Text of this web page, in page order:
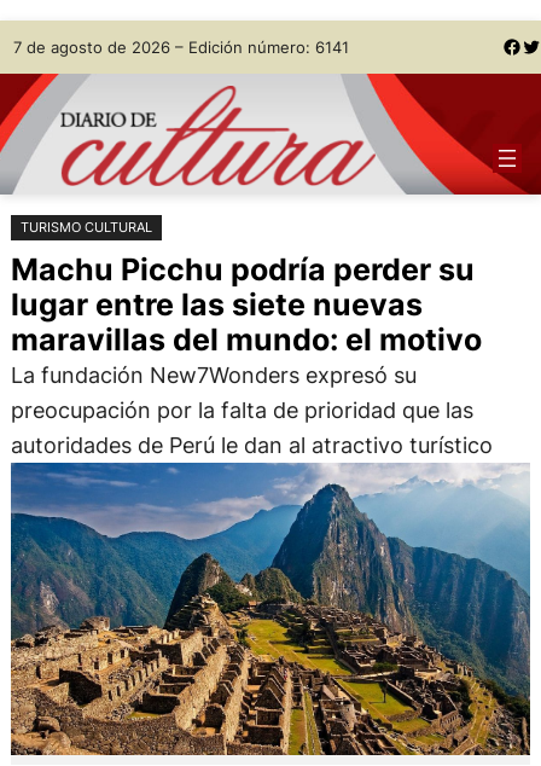
Saltar
al
contenido
Skip
to
content
7 de agosto de 2026 – Edición número: 6141 Facebook Twitter
TURISMO CULTURAL
Machu Picchu podría perder su
lugar entre las siete nuevas
maravillas del mundo: el motivo
La fundación New7Wonders expresó su
preocupación por la falta de prioridad que las
autoridades de Perú le dan al atractivo turístico